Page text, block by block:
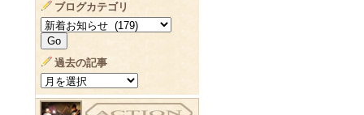
ブログカテゴリ
過去の記事